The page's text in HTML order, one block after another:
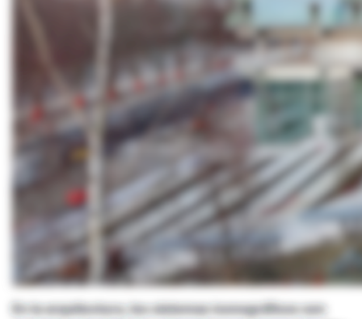
En la arquitectura, los sistemas iconográficos son